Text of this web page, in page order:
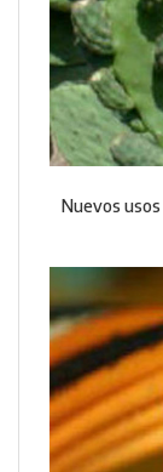
Nuevos